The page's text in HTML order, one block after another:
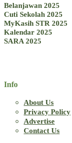
Belanjawan 2025
Cuti Sekolah 2025
MyKasih STR 2025
Kalendar 2025
SARA 2025
Info
About Us
Privacy Policy
Advertise
Contact Us